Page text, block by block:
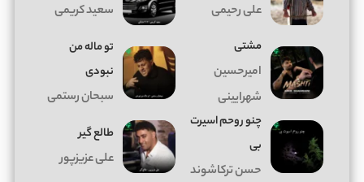
علی رحیمی سعید کریمی
مشتی
امیرحسین
شهرایینی
تو ماله من
نبودی
سبحان رستمی
چنو روحم اسیرت
بی
حسن ترکاشوند
طالع گیر
علی عزیزپور